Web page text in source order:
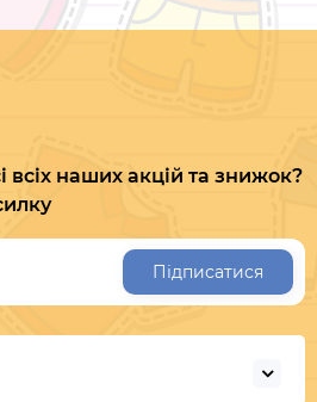
всіх наших акцій та знижок?
Підписатися